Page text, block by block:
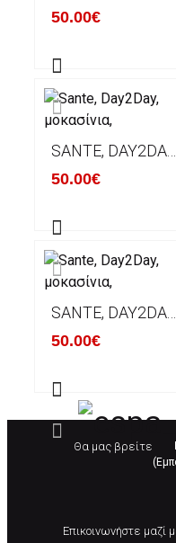
50.00€
SANTE, DAY2DAY, ΜΟΚΑΣΊΝΙΑ,
50.00€
SANTE, DAY2DAY, ΜΟΚΑΣΊΝΙΑ,
50.00€
Θα μας βρείτε
Επικοινωνήστε μαζί